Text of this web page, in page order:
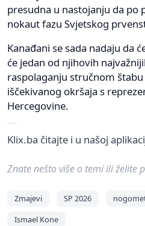
presudna u nastojanju da po
nokaut fazu Svjetskog
Kanađani se sada nadaju da
će jedan od njihovih
raspolaganju stručnom
iščekivanog okršaja s
Hercegovine.
Klix.ba čitajte i u našoj
Znate nešto više o temi ili želite
Zmajevi SP 2026
Ismael Kone